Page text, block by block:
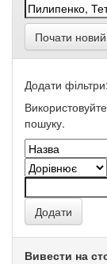
Почати
Додати фільтри:
пошуку.
Вивести на